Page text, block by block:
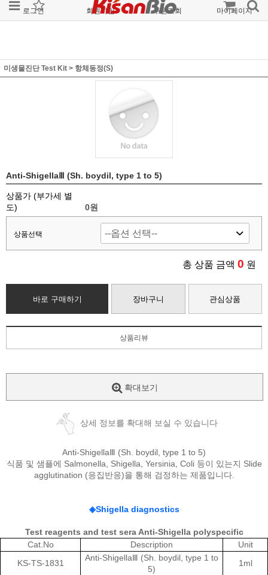
로그인 회원가입 주문조회 마이페이지
미생물진단 Test Kit > 항체동정(S)
Anti-ShigellaⅢ (Sh. boydil, type 1 to 5)
상품가 (부가세 별
도)
0원
상품선택
총 상품 금액 0 원
바로 구매하기 장바구니 관심상품
상품리뷰
확대보기
상세 정보를 확대해 보실 수 있습니다
Anti-ShigellaⅢ (Sh. boydil, type 1 to 5)
식품 및 샘플에 Salmonella, Shigella, Yersinia, Coli 등이 있는지 Slide
agglutination (응집반응)을 통해 검정하는 제품입니다.
◈Shigella diagnostics
Test reagents and test sera Anti-Shigella polyspecific
Cat.No
Description
Unit
KS-TS-1831
Anti-ShigellaⅢ (Sh. boydil, type 1 to
5)
1ml